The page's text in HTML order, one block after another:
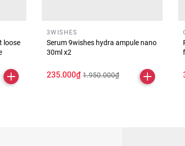
loose
3WISHES
Serum 9wishes hydra ampule nano
30ml x2
235.000₫ 1.950.000₫